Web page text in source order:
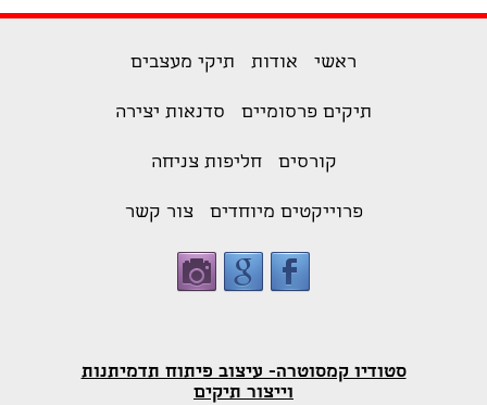
ראשי אודות תיקי מעצבים
תיקים פרסומיים סדנאות יצירה
קורסים חליפות צניחה
פרוייקטים מיוחדים צור קשר
סטודיו קמסוטרה- עיצוב פיתוח תדמיתנות
וייצור תיקים